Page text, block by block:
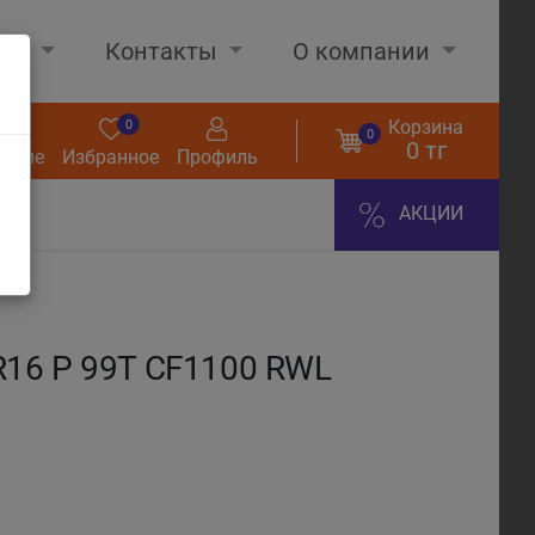
Контакты О компании
Избранное
0
Профиль
0 Корзина
0 тг
АКЦИИ
P 99T CF1100 RWL